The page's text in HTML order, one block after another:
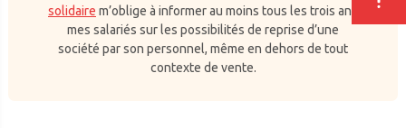
solidaire m’oblige à informer au moins tous les trois ans
mes salariés sur les possibilités de reprise d’une
société par son personnel, même en dehors de tout
contexte de vente.